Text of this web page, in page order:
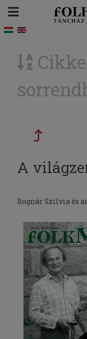
A
Bognár Szilvia és